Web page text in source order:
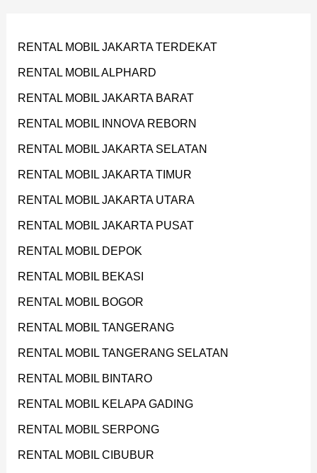
U
N
T
U
K
RENTAL MOBIL JAKARTA TERDEKAT
RENTAL MOBIL ALPHARD
RENTAL MOBIL JAKARTA BARAT
RENTAL MOBIL INNOVA REBORN
RENTAL MOBIL JAKARTA SELATAN
RENTAL MOBIL JAKARTA TIMUR
RENTAL MOBIL JAKARTA UTARA
RENTAL MOBIL JAKARTA PUSAT
RENTAL MOBIL DEPOK
RENTAL MOBIL BEKASI
RENTAL MOBIL BOGOR
RENTAL MOBIL TANGERANG
RENTAL MOBIL TANGERANG SELATAN
RENTAL MOBIL BINTARO
RENTAL MOBIL KELAPA GADING
RENTAL MOBIL SERPONG
RENTAL MOBIL CIBUBUR